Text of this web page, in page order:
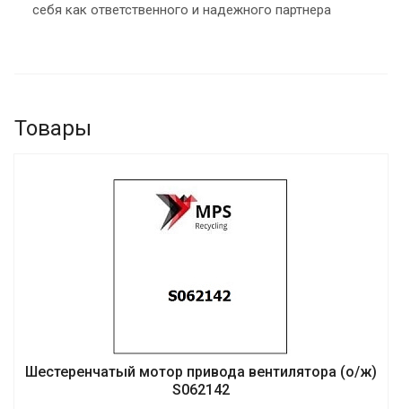
себя как ответственного и надежного партнера
Товары
Шестеренчатый мотор привода вентилятора (о/ж)
S062142